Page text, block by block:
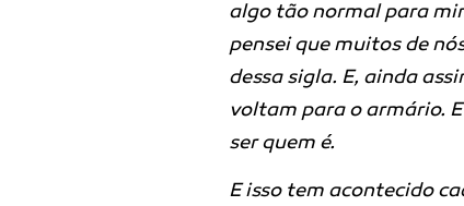
algo tão normal para
pensei que muitos de
dessa sigla. E, ainda
voltam para o armário.
ser quem é.
E isso tem acontecido